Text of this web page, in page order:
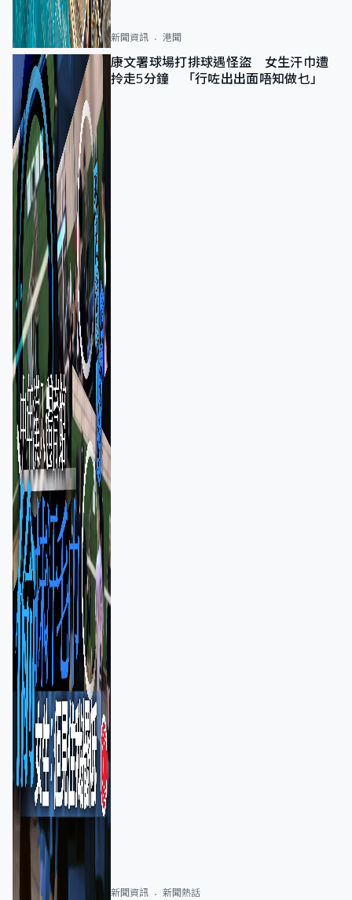
新聞資訊 港聞
康文署球場打排球遇怪盜 女生汗巾遭
拎走5分鐘 「行咗出出面唔知做乜」
新聞資訊 新聞熱話